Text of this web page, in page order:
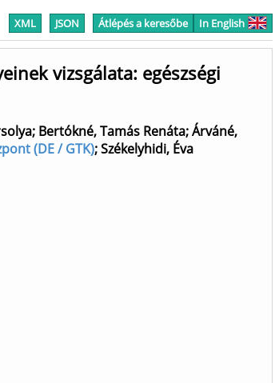
XML JSON Átlépés a keresőbe In English
vizsgálata: egészségi
; Bertókné, Tamás Renáta;Árváné,
(DE / GTK);Székelyhidi, Éva